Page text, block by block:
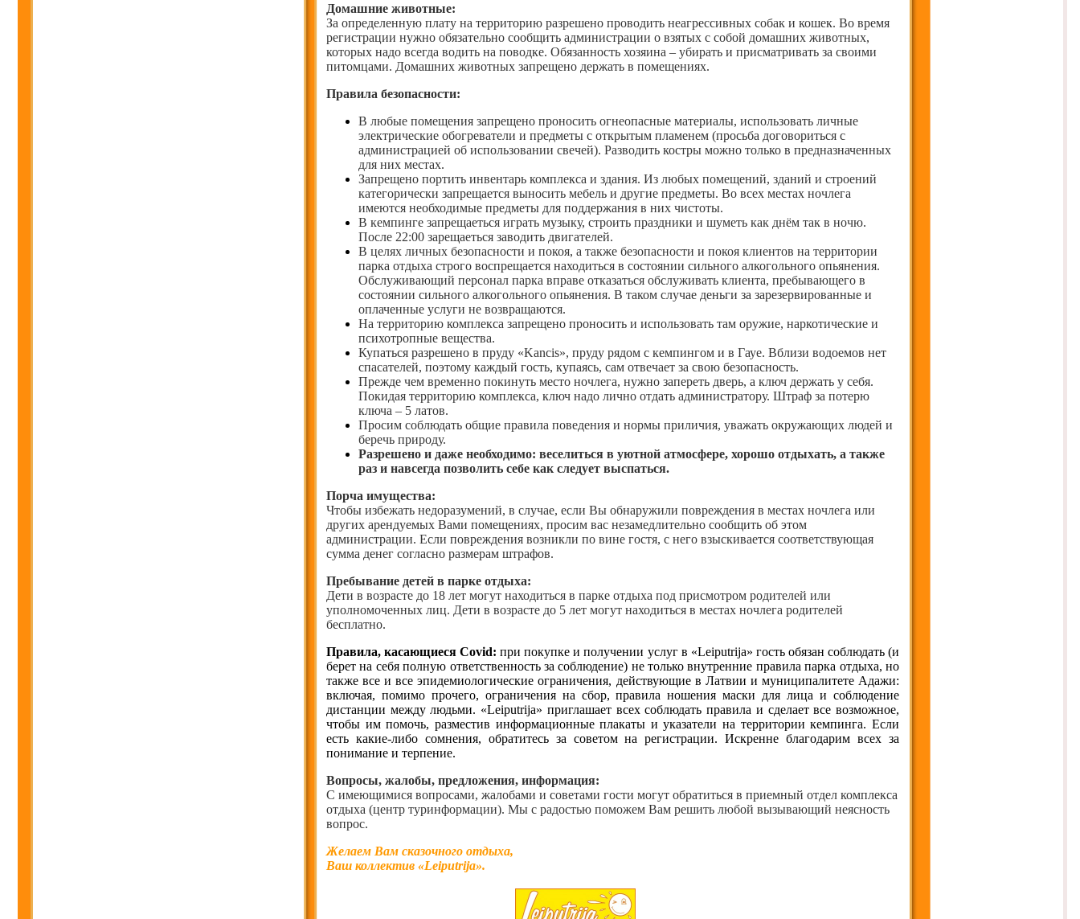
Домашние животные:
За определенную плату на территорию разрешено проводить неагрессивных собак и кошек. Во время
регистрации нужно обязательно сообщить администрации о взятых с собой домашних животных,
которых надо всегда водить на поводке. Обязанность хозяина – убирать и присматривать за своими
питомцами. Домашних животных запрещено держать в помещениях.
Правила безопасности:
В любые помещения запрещено проносить огнеопасные материалы, использовать личные
электрические обогреватели и предметы с открытым пламенем (просьба договориться с
администрацией об использовании свечей). Разводить костры можно только в предназначенных
для них местах.
Запрещено портить инвентарь комплекса и здания. Из любых помещений, зданий и строений
категорически запрещается выносить мебель и другие предметы. Во всех местах ночлега
имеются необходимые предметы для поддержания в них чистоты.
В кемпинге запрещаеться играть музыку, строить праздники и шуметь как днём так в ночю.
После 22:00 зарещаеться заводить двигателей.
В целях личных безопасности и покоя, а также безопасности и покоя клиентов на территории
парка отдыха строго воспрещается находиться в состоянии сильного алкогольного опьянения.
Обслуживающий персонал парка вправе отказаться обслуживать клиента, пребывающего в
состоянии сильного алкогольного опьянения. В таком случае деньги за зарезервированные и
оплаченные услуги не возвращаются.
На территорию комплекса запрещено проносить и использовать там оружие, наркотические и
психотропные вещества.
Купаться разрешено в пруду «Kancis», пруду рядом с кемпингом и в Гауе. Вблизи водоемов нет
спасателей, поэтому каждый гость, купаясь, сам отвечает за свою безопасность.
Прежде чем временно покинуть место ночлега, нужно запереть дверь, а ключ держать у себя.
Покидая территорию комплекса, ключ надо лично отдать администратору. Штраф за потерю
ключа – 5 латов.
Просим соблюдать общие правила поведения и нормы приличия, уважать окружающих людей и
беречь природу.
Разрешено и даже необходимо: веселиться в уютной атмосфере, хорошо отдыхать, а также
раз и навсегда позволить себе как следует выспаться.
Порча имущества:
Чтобы избежать недоразумений, в случае, если Вы обнаружили повреждения в местах ночлега или
других арендуемых Вами помещениях, просим вас незамедлительно сообщить об этом
администрации. Если повреждения возникли по вине гостя, с него взыскивается соответствующая
сумма денег согласно размерам штрафов.
Пребывание детей в парке отдыха:
Дети в возрасте до 18 лет могут находиться в парке отдыха под присмотром родителей или
уполномоченных лиц. Дети в возрасте до 5 лет могут находиться в местах ночлега родителей
бесплатно.
Правила, касающиеся Covid:при покупке и получении услуг в «Leiputrija» гость обязан соблюдать (и
берет на себя полную ответственность за соблюдение) не только внутренние правила парка отдыха, но
также все и все эпидемиологические ограничения, действующие в Латвии и муниципалитете Адажи:
включая, помимо прочего, ограничения на сбор, правила ношения маски для лица и соблюдение
дистанции между людьми. «Leiputrija» приглашает всех соблюдать правила и сделает все возможное,
чтобы им помочь, разместив информационные плакаты и указатели на территории кемпинга. Если
есть какие-либо сомнения, обратитесь за советом на регистрации. Искренне благодарим всех за
понимание и терпение.
Вопросы, жалобы, предложения, информация:
С имеющимися вопросами, жалобами и советами гости могут обратиться в приемный отдел комплекса
отдыха (центр туринформации). Мы с радостью поможем Вам решить любой вызывающий неясность
вопрос.
Желаем Вам сказочного отдыха,
Ваш коллектив «Leiputrija».